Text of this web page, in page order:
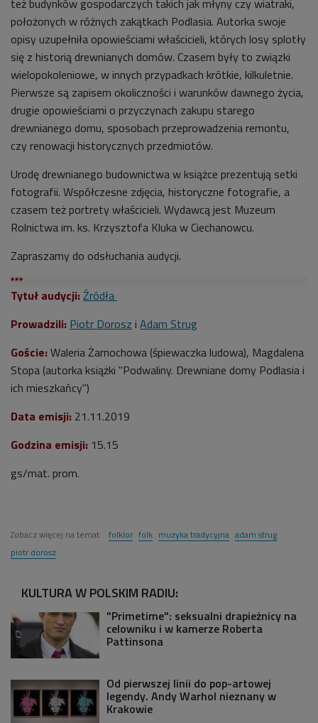
też budynków gospodarczych takich jak młyny czy wiatraki,
położonych w różnych zakątkach Podlasia. Autorka swoje
opisy uzupełniła opowieściami właścicieli, których losy splotły
się z historią drewnianych domów. Czasem były to związki
wielopokoleniowe, w innych przypadkach krótkie, kilkuletnie.
Pierwsze są zapisem okoliczności i warunków dawnego życia,
drugie opowieściami o przyczynach zakupu starego
drewnianego domu, sposobach przeprowadzenia remontu,
czy renowacji historycznych przedmiotów.
Urodę drewnianego budownictwa w książce prezentują setki
fotografii. Współczesne zdjęcia, historyczne fotografie, a
czasem też portrety właścicieli. Wydawcą jest Muzeum
Rolnictwa im. ks. Krzysztofa Kluka w Ciechanowcu.
Zapraszamy do odsłuchania audycji.
***
Tytuł audycji: Źródła
Prowadzili: Piotr Dorosz i Adam Strug
Goście: Waleria Żarnochowa (śpiewaczka ludowa), Magdalena
Stopa (autorka książki "Podwaliny. Drewniane domy Podlasia i
ich mieszkańcy")
Data emisji: 21.11.2019
Godzina emisji: 15.15
gs/mat. prom.
Zobacz więcej na temat: folklor folk muzyka tradycyjna adam strug
piotr dorosz
KULTURA W POLSKIM RADIU:
"Primetime": seksualni drapieżnicy na
celowniku i w kamerze Roberta
Pattinsona
Od pierwszej linii do pop-artowej
legendy. Andy Warhol nieznany w
Krakowie